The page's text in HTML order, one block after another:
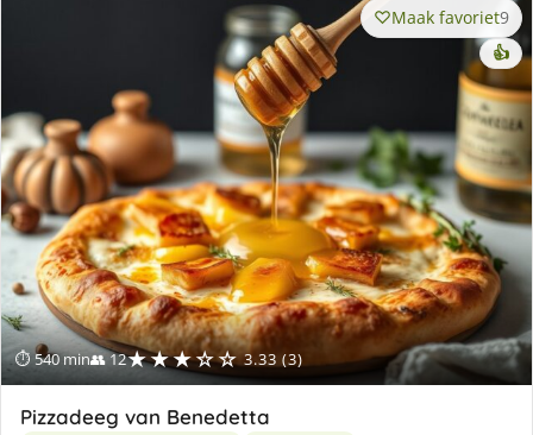
⏱ 540 min👥 12★★★☆☆ 3.33 (3)
Maak favoriet9
👍
Pizzadeeg van Benedetta